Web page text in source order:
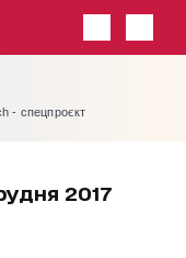
- спецпроєкт
2017